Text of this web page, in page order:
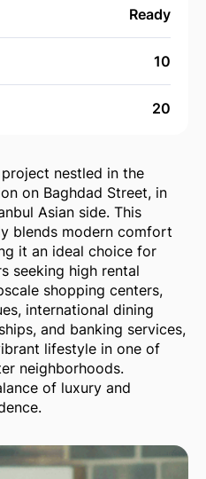
Ready
10
20
nestled in the
on Baghdad Street, in
Asian side. This
blends modern comfort
it an ideal choice for
seeking high rental
shopping centers,
international dining
and banking services,
lifestyle in one of
neighborhoods.
of luxury and